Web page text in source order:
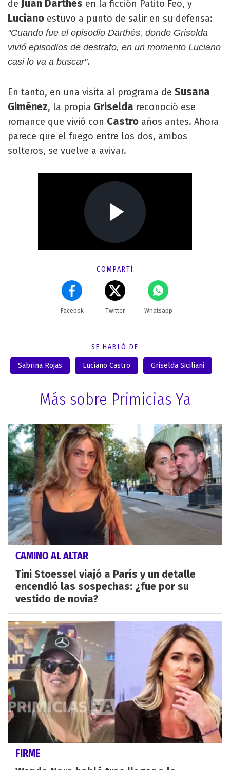
de Juan Darthés en la ficción Patito Feo, y
Luciano estuvo a punto de salir en su defensa:
"Cuando fue el episodio Darthés, donde Griselda
vivió episodios de destrato, en un momento Luciano
casi lo va a buscar".
En tanto, en una visita al programa de Susana
Giménez, la propia Griselda reconoció ese
romance que vivió con Castro años antes. Ahora
parece que el fuego entre los dos, ambos
solteros, se vuelve a avivar.
COMPARTÍ
Facebok Twitter Whatsapp
SE HABLÓ DE
Sabrina Rojas Luciano Castro Griselda Siciliani
Más sobre Primicias Ya
CAMINO AL ALTAR
Tini Stoessel viajó a París y un detalle
encendió las sospechas: ¿fue por su
vestido de novia?
FIRME